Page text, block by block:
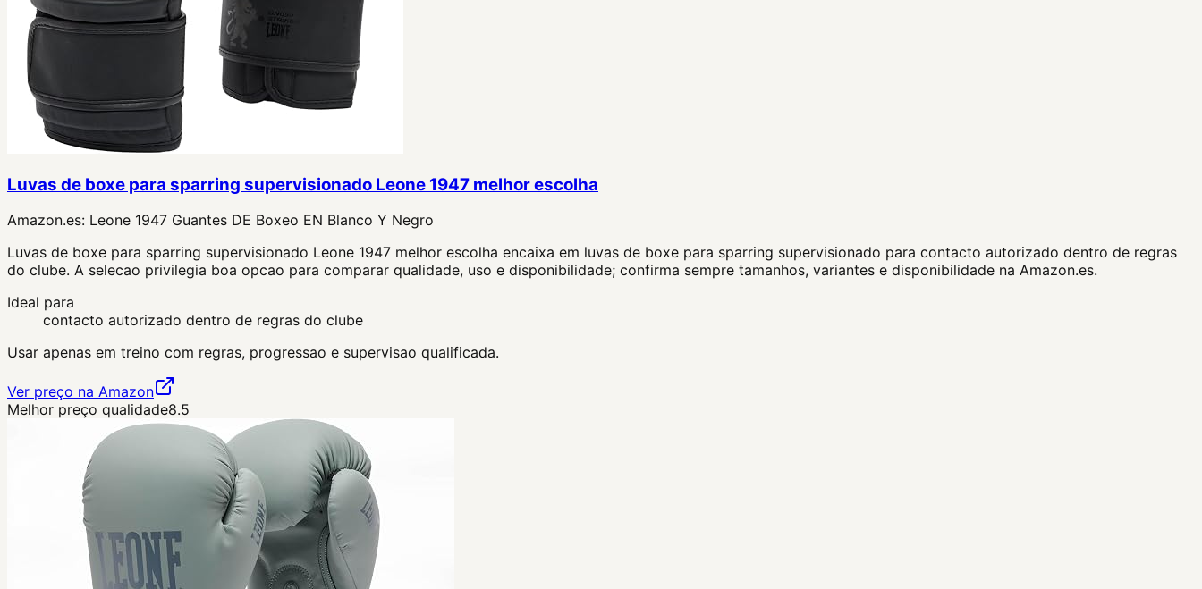
Luvas de boxe para sparring supervisionado Leone 1947 melhor escolha
Amazon.es: Leone 1947 Guantes DE Boxeo EN Blanco Y Negro
Luvas de boxe para sparring supervisionado Leone 1947 melhor escolha encaixa em luvas de boxe para sparring supervisionado para contacto autorizado dentro de regras
do clube. A selecao privilegia boa opcao para comparar qualidade, uso e disponibilidade; confirma sempre tamanhos, variantes e disponibilidade na Amazon.es.
Ideal para
contacto autorizado dentro de regras do clube
Usar apenas em treino com regras, progressao e supervisao qualificada.
Ver preço na Amazon
Melhor preço qualidade8.5